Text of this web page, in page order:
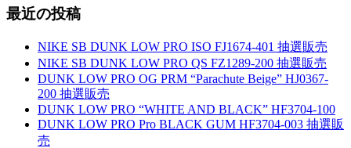
最近の投稿
NIKE SB DUNK LOW PRO ISO FJ1674-401 抽選販売
NIKE SB DUNK LOW PRO QS FZ1289-200 抽選販売
DUNK LOW PRO OG PRM “Parachute Beige” HJ0367-
200 抽選販売
DUNK LOW PRO “WHITE AND BLACK” HF3704-100
DUNK LOW PRO Pro BLACK GUM HF3704-003 抽選販
売